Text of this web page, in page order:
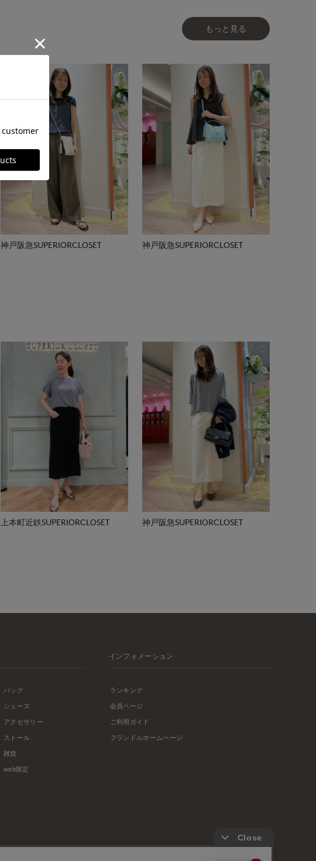
もっと見る
神戸阪急SUPERIORCLOSET 神戸阪急SUPERIORCLOSET
上本町近鉄SUPERIORCLOSET 神戸阪急SUPERIORCLOSET
バッグ
シューズ
アクセサリー
ストール
雑貨
web限定
インフォメーション
ランキング
会員ページ
ご利用ガイド
フランドルホームページ